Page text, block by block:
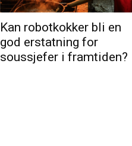
Kan robotkokker bli en
god erstatning for
soussjefer i framtiden?